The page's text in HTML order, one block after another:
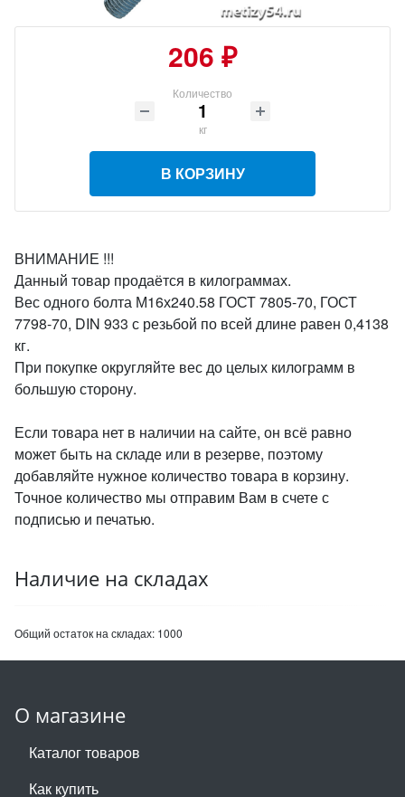
206 ₽
Количество
кг
В КОРЗИНУ
ВНИМАНИЕ !!!
Данный товар продаётся в килограммах.
Вес одного болта М16х240.58 ГОСТ 7805-70, ГОСТ
7798-70, DIN 933 с резьбой по всей длине равен 0,4138
кг.
При покупке округляйте вес до целых килограмм в
большую сторону.
Если товара нет в наличии на сайте, он всё равно
может быть на складе или в резерве, поэтому
добавляйте нужное количество товара в корзину.
Точное количество мы отправим Вам в счете с
подписью и печатью.
Наличие на складах
Общий остаток на складах: 1000
О магазине
Каталог товаров
Как купить